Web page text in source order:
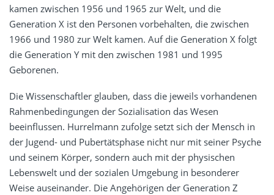
kamen zwischen 1956 und 1965 zur Welt, und die
Generation X ist den Personen vorbehalten, die zwischen
1966 und 1980 zur Welt kamen. Auf die Generation X folgt
die Generation Y mit den zwischen 1981 und 1995
Geborenen.
Die Wissenschaftler glauben, dass die jeweils vorhandenen
Rahmenbedingungen der Sozialisation das Wesen
beeinflussen. Hurrelmann zufolge setzt sich der Mensch in
der Jugend- und Pubertätsphase nicht nur mit seiner Psyche
und seinem Körper, sondern auch mit der physischen
Lebenswelt und der sozialen Umgebung in besonderer
Weise auseinander. Die Angehörigen der Generation Z